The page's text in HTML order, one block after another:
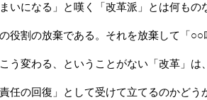
になる」と嘆く「改革派」とは何も
割の放棄である。それを放棄して「
変わる、ということがない「改革」
の回復」として受けて立てるのかど